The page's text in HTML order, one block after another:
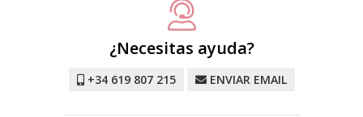
¿Necesitas ayuda?
+34 619 807 215 ENVIAR EMAIL